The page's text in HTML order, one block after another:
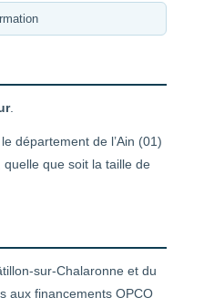
.
département de l’Ain (01)
que soit la taille de
sur-Chalaronne et du
aux financements OPCO